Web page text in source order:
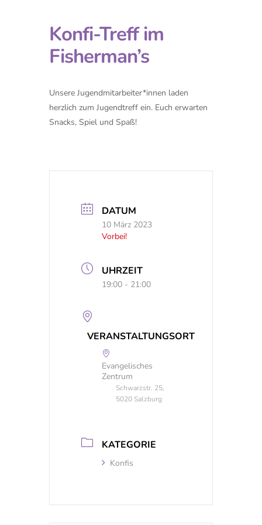
Konfi-Treff im
Fisherman’s
Unsere Jugendmitarbeiter*innen laden
herzlich zum Jugendtreff ein. Euch erwarten
Snacks, Spiel und Spaß!
DATUM
10 März 2023
Vorbei!
UHRZEIT
19:00 - 21:00
VERANSTALTUNGSORT
Evangelisches
Zentrum
Schwarzstr. 25,
5020 Salzburg
KATEGORIE
Konfis